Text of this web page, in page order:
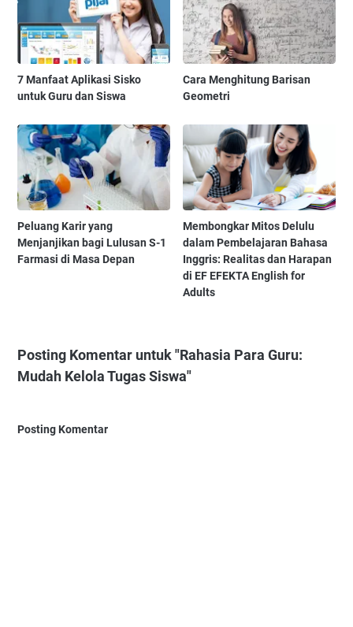
7 Manfaat Aplikasi Sisko
untuk Guru dan Siswa
Cara Menghitung Barisan
Geometri
Peluang Karir yang
Menjanjikan bagi Lulusan S-1
Farmasi di Masa Depan
Membongkar Mitos Delulu
dalam Pembelajaran Bahasa
Inggris: Realitas dan Harapan
di EF EFEKTA English for
Adults
Posting Komentar untuk "Rahasia Para Guru:
Mudah Kelola Tugas Siswa"
Posting Komentar